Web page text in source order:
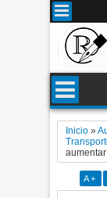
Inicio »
A +